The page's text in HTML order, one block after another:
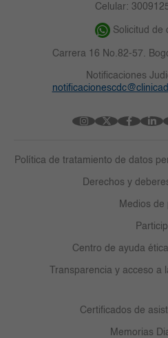
Celular:
Solicitud de
Carrera 16 No.82-57.
Notificaciones
Política de tratamiento de datos
Derechos y
Medios de
Centro de ayuda
Transparencia y acceso a
Certificados de
Memorias